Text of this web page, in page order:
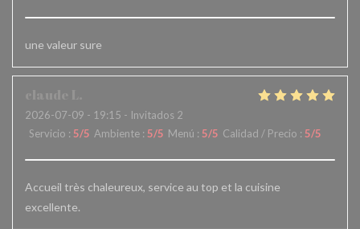
une valeur sure
2026-07-09 - 19:15 - Invitados 2
Servicio : 5/5 Ambiente : 5/5 Menú : 5/5 Calidad / Precio : 5/5
Accueil très chaleureux, service au top et la cuisine
excellente.